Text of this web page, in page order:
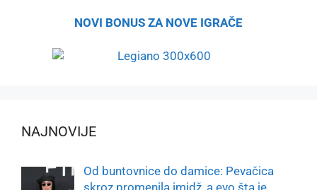
NOVI BONUS ZA NOVE IGRAČE
NAJNOVIJE
Od buntovnice do damice: Pevačica